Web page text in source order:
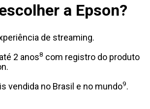
a Epson?
de streaming.
2 anos8 com registro do produto
vendida no Brasil e no mundo9.